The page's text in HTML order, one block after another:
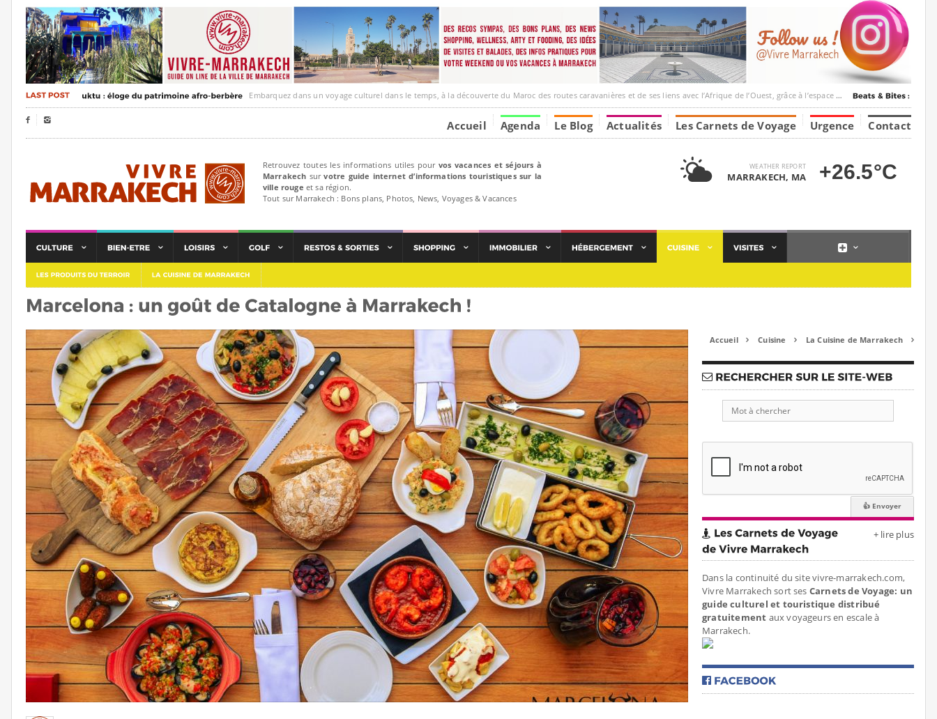
Embarquez dans un voyage culturel dans le temps, à la découverte du Maroc des routes caravanières et de ses liens avec l’Afrique de l’Ouest, grâce à l’espace Marrakesh-Tumbuktu.
  Accueil Agenda Le Blog Actualités Les Carnets de Voyage Urgence Contact
Retrouvez toutes les informations utiles pour vos vacances et séjours à
Marrakech survotre guide internet d’informations touristiques sur la
ville rouge et sa région.
Tout sur Marrakech : Bons plans, Photos, News, Voyages & Vacances
WEATHER REPORT
MARRAKECH, MA +26.5°C
Accueil  Cuisine  La Cuisine de Marrakech 
+ lire plus
Dans la continuité du site vivre-marrakech.com,
Vivre Marrakech sort ses Carnets de Voyage: un
guide culturel et touristique distribué
gratuitement aux voyageurs en escale à
Marrakech.